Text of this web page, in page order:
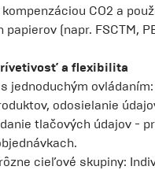
CO2 a
(napr. FSCTM,
a flexibilita
jednoduchým ovládaním:
odosielanie
tlačových údajov -
cieľové skupiny: